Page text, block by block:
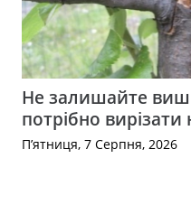
Не залишайте
потрібно вирізати
П’ятниця, 7 Серпня, 2026